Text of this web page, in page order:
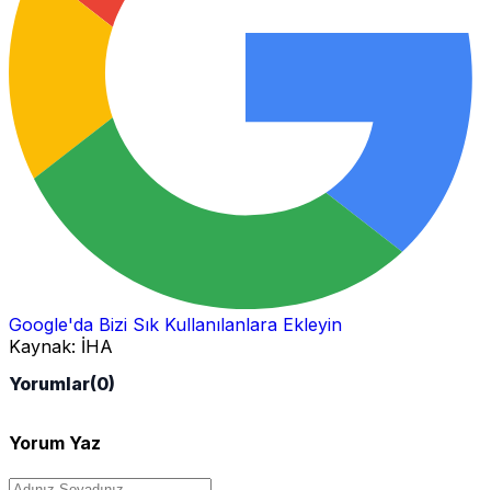
Google'da Bizi Sık Kullanılanlara Ekleyin
Kaynak: İHA
Yorumlar(0)
Yorum Yaz